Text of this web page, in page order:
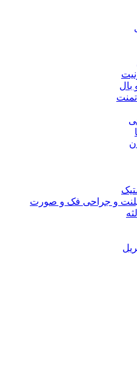
بال
و جراحی فک و صورت